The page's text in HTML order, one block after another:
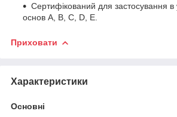
Сертифікований для застосування в
основ А, B, C, D, E.
Приховати
Характеристики
Основні